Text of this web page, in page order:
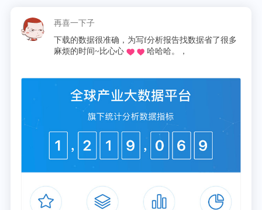
抢着和他握手拍照，并夸他好可爱。
脸。凭借一张和导演冯小刚的合照，还有媒体称他是
再喜一下子
下载的数据很准确，为写f分析报告找数据省了很多
麻烦的时间~比心心
哈哈哈。，